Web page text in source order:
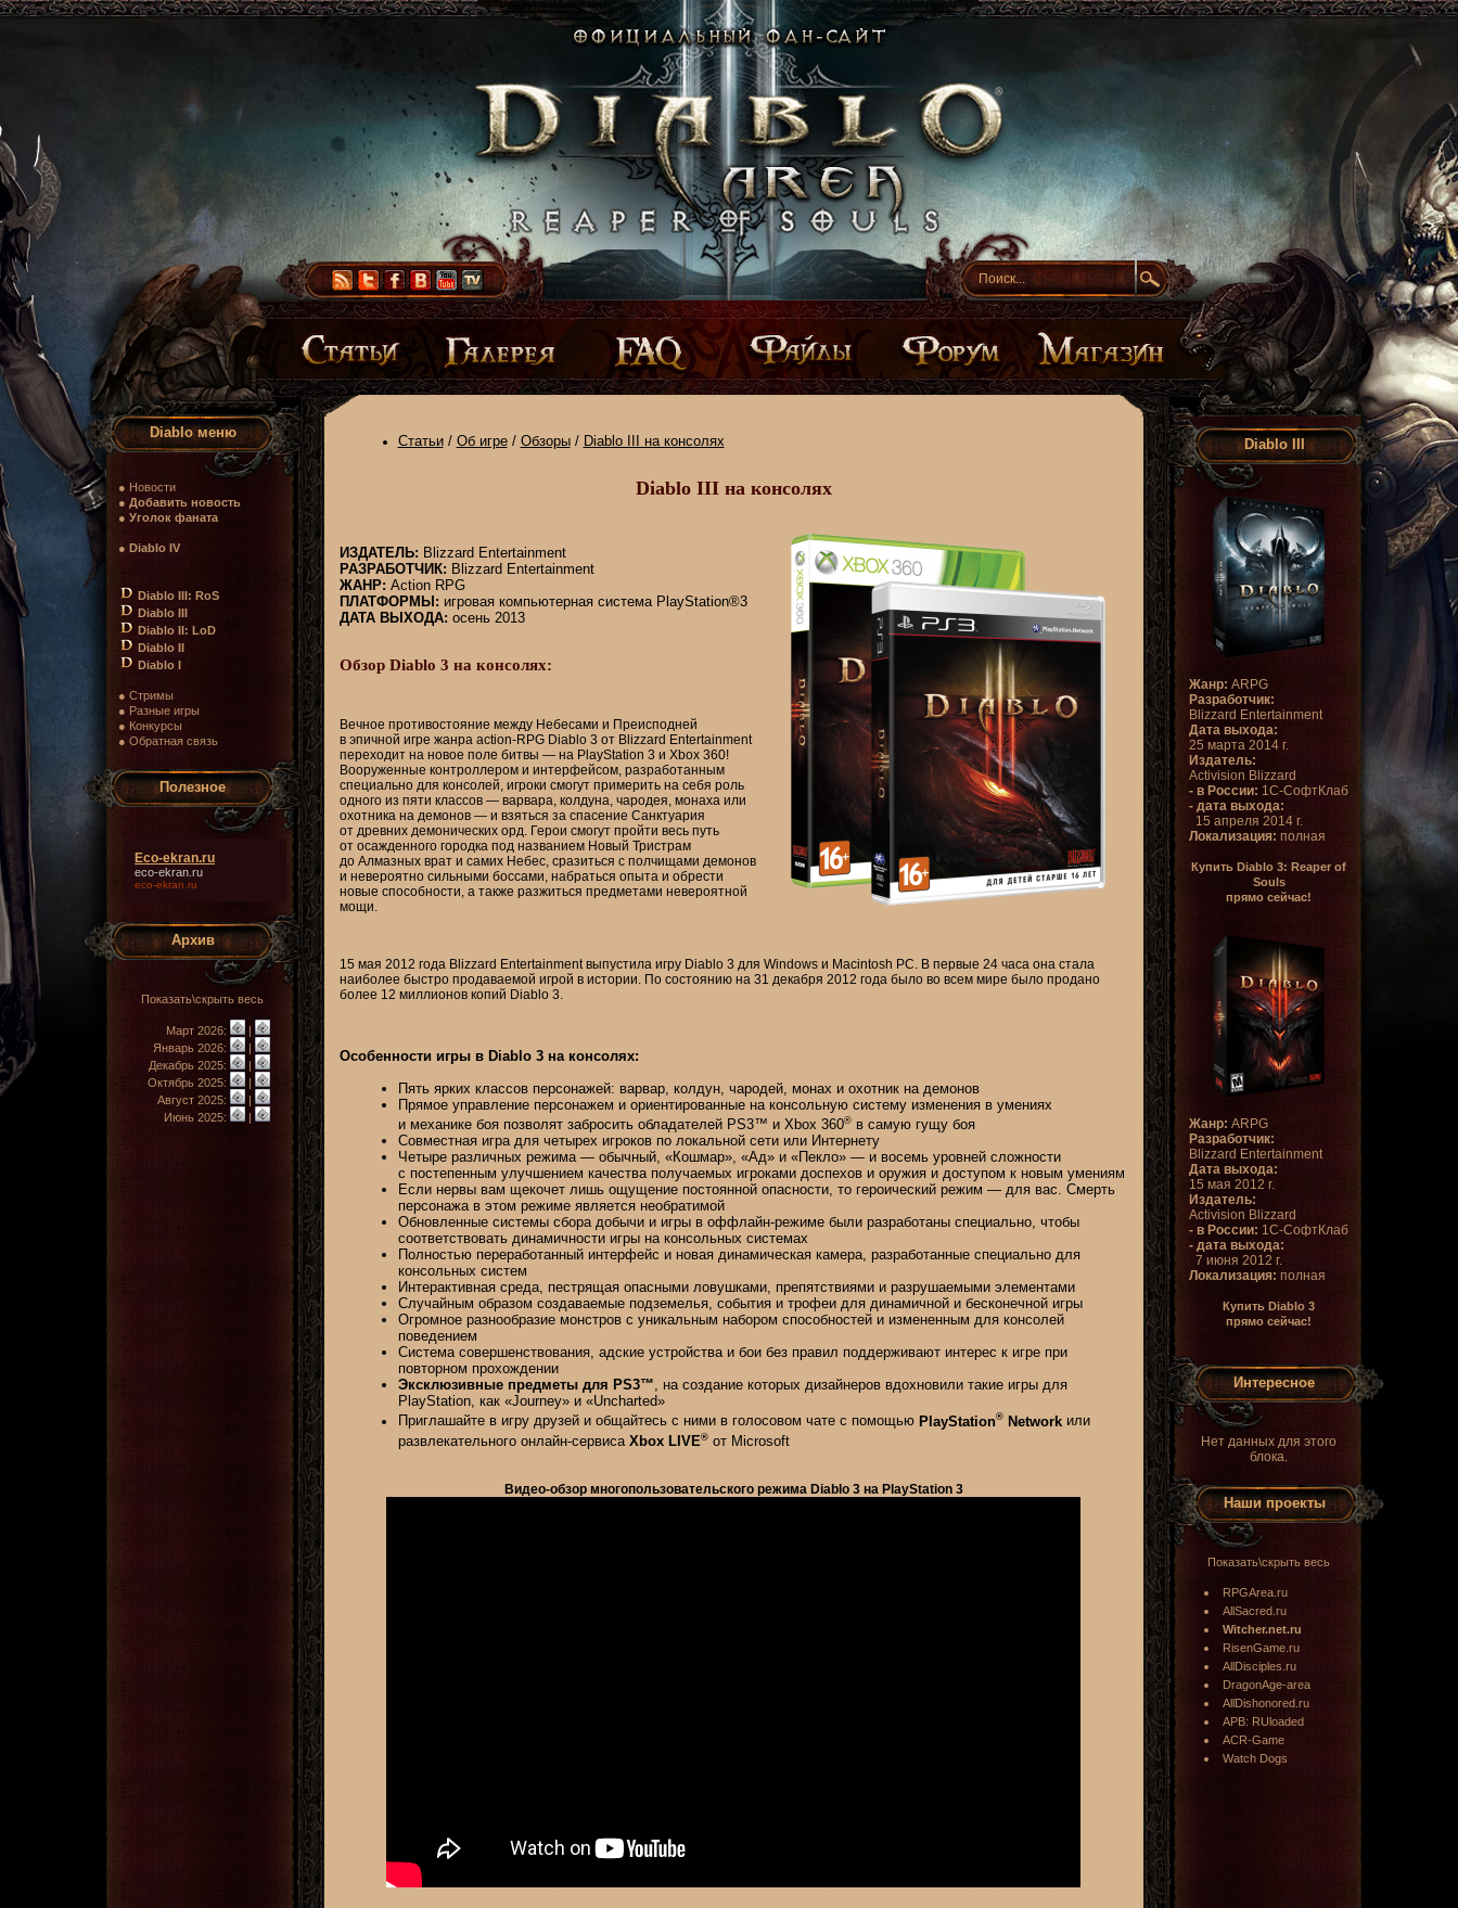
Diablo меню
● Новости
● Добавить новость
● Уголок фаната
● Diablo IV
Diablo III: RoS
Diablo III
Diablo II: LoD
Diablo II
Diablo I
● Стримы
● Разные игры
● Конкурсы
● Обратная связь
Полезное
Eco-ekran.ru
eco-ekran.ru
eco-ekran.ru
Архив
Показать\скрыть весь
Март 2026:
|
Январь 2026:
|
Декабрь 2025:
|
Октябрь 2025:
|
Август 2025:
|
Июнь 2025:
|
Статьи/ Об игре/ Обзоры/ Diablo III на консолях
Diablo III на консолях
ИЗДАТЕЛЬ: Blizzard Entertainment
РАЗРАБОТЧИК: Blizzard Entertainment
ЖАНР: Action RPG
ПЛАТФОРМЫ: игровая компьютерная система PlayStation®3
ДАТА ВЫХОДА: осень 2013
Обзор Diablo 3 на консолях:
Вечное противостояние между Небесами и Преисподней
в эпичной игре жанра action-RPGDiablo 3 от Blizzard Entertainment
переходит на новое поле битвы — на PlayStation 3 и Xbox 360!
Вооруженные контроллером и интерфейсом, разработанным
специально для консолей, игроки смогут примерить на себя роль
одного из пяти классов — варвара, колдуна, чародея, монаха или
охотника на демонов — и взяться за спасение Санктуария
от древних демонических орд. Герои смогут пройти весь путь
от осажденного городка под названием Новый Тристрам
до Алмазных врат и самих Небес, сразиться с полчищами демонов
и невероятно сильными боссами, набраться опыта и обрести
новые способности, а также разжиться предметами невероятной
мощи.
15 мая 2012 года Blizzard Entertainment выпустила игру Diablo 3 для Windows и Macintosh PC. В первые 24 часа она стала
наиболее быстро продаваемой игрой в истории. По состоянию на 31 декабря 2012 года было во всем мире было продано
более 12 миллионов копий Diablo 3.
Особенности игры в Diablo 3 на консолях:
Пять ярких классов персонажей: варвар, колдун, чародей, монах и охотник на демонов
Прямое управление персонажем и ориентированные на консольную систему изменения в умениях
и механике боя позволят забросить обладателей PS3™ и Xbox 360®в самую гущу боя
Совместная игра для четырех игроков по локальной сети или Интернету
Четыре различных режима — обычный, «Кошмар», «Ад» и «Пекло» — и восемь уровней сложности
с постепенным улучшением качества получаемых игроками доспехов и оружия и доступом к новым умениям
Если нервы вам щекочет лишь ощущение постоянной опасности, то героический режим — для вас. Смерть
персонажа в этом режиме является необратимой
Обновленные системы сбора добычи и игры в оффлайн-режимебыли разработаны специально, чтобы
соответствовать динамичности игры на консольных системах
Полностью переработанный интерфейс и новая динамическая камера, разработанные специально для
консольных систем
Интерактивная среда, пестрящая опасными ловушками, препятствиями и разрушаемыми элементами
Случайным образом создаваемые подземелья, события и трофеи для динамичной и бесконечной игры
Огромное разнообразие монстров с уникальным набором способностей и измененным для консолей
поведением
Система совершенствования, адские устройства и бои без правил поддерживают интерес к игре при
повторном прохождении
Эксклюзивные предметы для PS3™, на создание которых дизайнеров вдохновили такие игры для
PlayStation, как «Journey» и «Uncharted»
Приглашайте в игру друзей и общайтесь с ними в голосовом чате с помощью PlayStation®Networkили
развлекательного онлайн-сервиса Xbox LIVE®от Microsoft
Видео-обзор многопользовательского режима Diablo 3 на PlayStation 3
Diablo III
Жанр: ARPG
Разработчик:
Blizzard Entertainment
Дата выхода:
25 марта 2014 г.
Издатель:
Activision Blizzard
- в России: 1С-СофтКлаб
- дата выхода:
15 апреля 2014 г.
Локализация: полная
Купить Diablo 3: Reaper of
Souls
прямо сейчас!
Жанр: ARPG
Разработчик:
Blizzard Entertainment
Дата выхода:
15 мая 2012 г.
Издатель:
Activision Blizzard
- в России: 1С-СофтКлаб
- дата выхода:
7 июня 2012 г.
Локализация: полная
Купить Diablo 3
прямо сейчас!
Интересное
Нет данных для этого
блока.
Наши проекты
Показать\скрыть весь
RPGArea.ru
AllSacred.ru
Witcher.net.ru
RisenGame.ru
AllDisciples.ru
DragonAge-area
AllDishonored.ru
APB: RUloaded
ACR-Game
Watch Dogs